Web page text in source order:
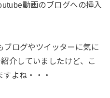
動画のブログへの挿入
ログやツイッターに気に
介していましたけど、こ
よね・・・